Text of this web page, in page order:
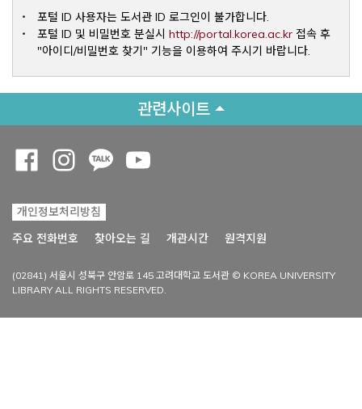
포털 ID 사용자는 도서관 ID 로그인이 불가합니다.
포털 ID 및 비밀번호 분실시 http://portal.korea.ac.krOpens a
접속 후
"아이디/비밀번호 찾기" 기능을 이용하여 주시기 바랍니다.
관련사이트
개인정보처리방침
주요 전화번호
찾아오는 길 개관시간 원격지원
(02841) 서울시 성북구 안암로 145 고려대학교 도서관 © KOREA UNIVERSITY
LIBRARY ALL RIGHTS RESERVED.
Opens a new window
Opens a new window
Opens a new window